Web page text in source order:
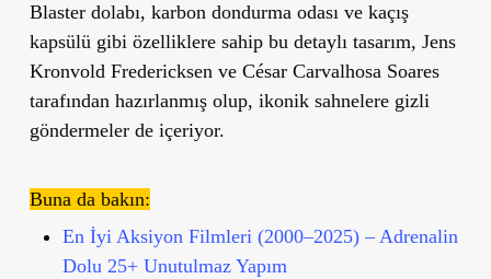
Blaster dolabı, karbon dondurma odası ve kaçış
kapsülü gibi özelliklere sahip bu detaylı tasarım, Jens
Kronvold Fredericksen ve César Carvalhosa Soares
tarafından hazırlanmış olup, ikonik sahnelere gizli
göndermeler de içeriyor.
Buna da bakın:
En İyi Aksiyon Filmleri (2000–2025) – Adrenalin
Dolu 25+ Unutulmaz Yapım